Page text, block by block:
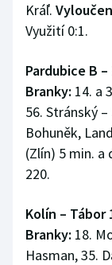
Kráľ.
Využití 0:1.
Pardubice B
Branky: 14. a
56. Stránský –
Bohuněk,
(Zlín) 5 min. a
220.
Kolín – Tábor
Branky: 18.
Hasman, 35.